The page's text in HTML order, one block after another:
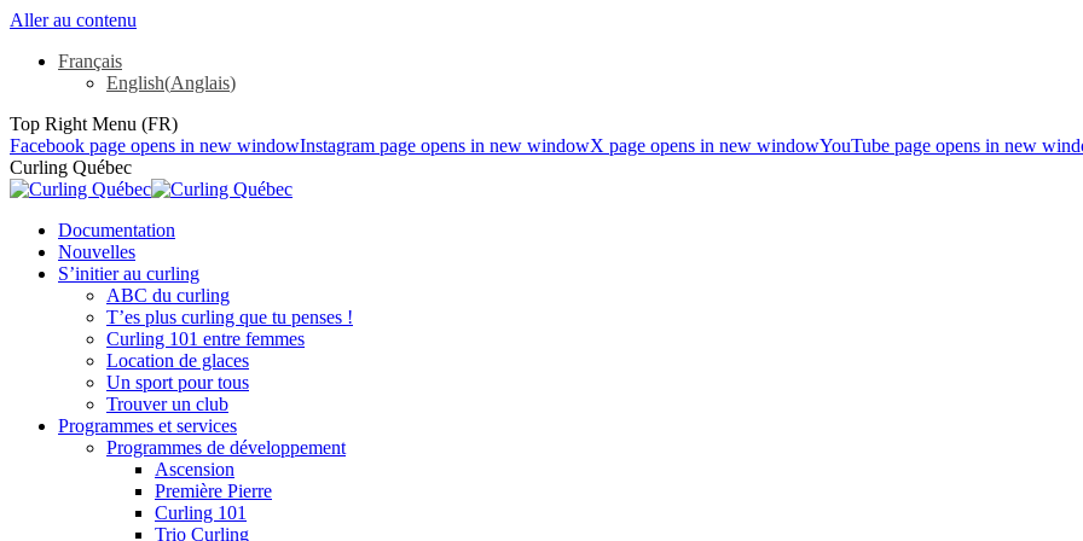
Aller au contenu
Français
English(Anglais)
Top Right Menu (FR)
Facebook page opens in new windowInstagram page opens in new windowX page opens in new windowYouTube page opens in new
Curling Québec
Documentation
Nouvelles
S’initier au curling
ABC du curling
T’es plus curling que tu penses !
Curling 101 entre femmes
Location de glaces
Un sport pour tous
Trouver un club
Programmes et services
Programmes de développement
Ascension
Première Pierre
Curling 101
Trio Curling